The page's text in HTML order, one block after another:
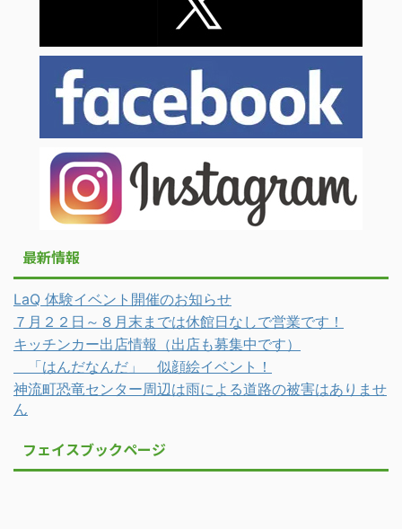
最新情報
LaQ 体験イベント開催のお知らせ
７月２２日～８月末までは休館日なしで営業です！
キッチンカー出店情報（出店も募集中です）
「はんだなんだ」 似顔絵イベント！
神流町恐竜センター周辺は雨による道路の被害はありませ
ん
フェイスブックページ